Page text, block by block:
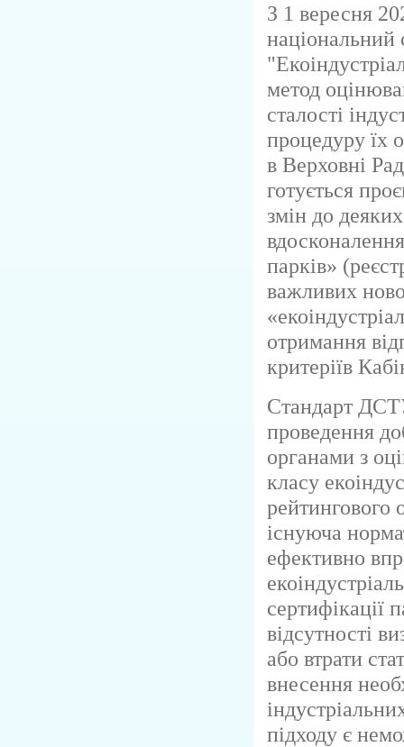
З 1 вересня
метод
сталості
процедуру їх
в Верховні
готується
змін до
парків»
важливих
отримання
критеріїв
Стандарт
проведення
органами з
класу
рейтингового
існуюча
ефективно
сертифікації
відсутності
або втрати
внесення
підходу є